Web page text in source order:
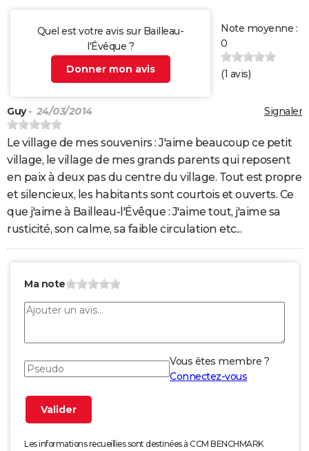
Quel est votre avis sur Bailleau-
l'Évêque ?
Donner mon avis
Note moyenne :
0
(1 avis)
Signaler
Guy- 24/03/2014
Le village de mes souvenirs : J'aime beaucoup ce petit
village, le village de mes grands parents qui reposent
en paix à deux pas du centre du village. Tout est propre
et silencieux, les habitants sont courtois et ouverts. Ce
que j'aime à Bailleau-l'Évêque : J'aime tout, j'aime sa
rusticité, son calme, sa faible circulation etc...
Ma note
Vous êtes membre ?
Connectez-vous
Les informations recueillies sont destinées à CCM BENCHMARK